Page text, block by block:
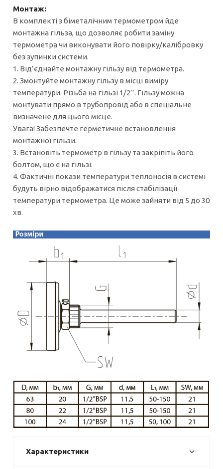
Монтаж:
В комплекті з біметалічним термометром йде
монтажна гільза, що дозволяє робити заміну
термометра чи виконувати його повірку/калібровку
без зупинки системи.
1. Від’єднайте монтажну гільзу від термометра.
2. Змонтуйте монтажну гільзу в місці виміру
температури. Різьба на гільзі 1/2’’. Гільзу можна
монтувати прямо в трубопровід або в спеціальне
визначене для цього місце.
Увага! Забезпечте герметичне встановлення
монтажної гільзи.
3. Встановіть термометр в гільзу та закріпіть його
болтом, що є на гільзі.
4. Фактичні покази температури теплоносія в системі
будуть вірно відображатися після стабілізації
температури термометра. Це може зайняти від 5 до 30
хв.
Характеристики